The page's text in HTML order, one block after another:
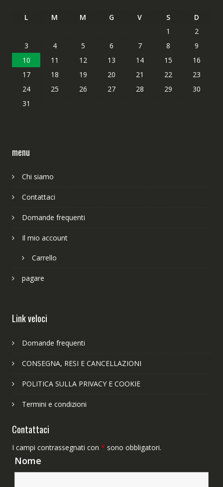
L M M G V S
D
1
2
3
4 5 6 7 8
9
10
11 12 13 14 15
16
17
18 19 20 21 22
23
24
25 26 27 28 29
30
31
menu
Chi siamo
Contattaci
Domande frequenti
Il mio account
Carrello
pagare
Link veloci
Domande frequenti
CONSEGNA, RESI E CANCELLAZIONI
POLITICA SULLA PRIVACY E COOKIE
Termini e condizioni
Contattaci
I campi contrassegnati con * sono obbligatori.
Nome